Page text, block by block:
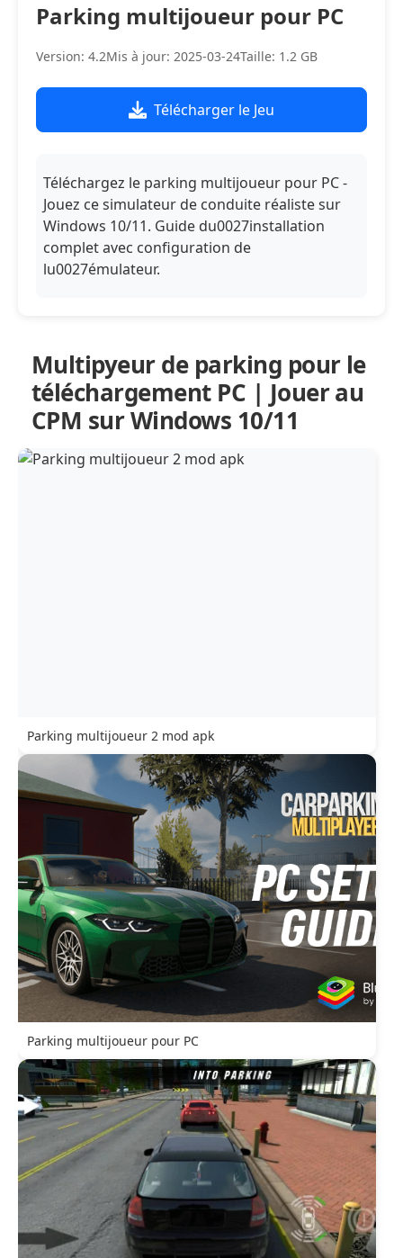
Parking multijoueur pour PC
Version: 4.2Mis à jour: 2025-03-24Taille: 1.2 GB
Télécharger le Jeu
Téléchargez le parking multijoueur pour PC -
Jouez ce simulateur de conduite réaliste sur
Windows 10/11. Guide du0027installation
complet avec configuration de
lu0027émulateur.
Multipyeur de parking pour le
téléchargement PC | Jouer au
CPM sur Windows 10/11
Parking multijoueur 2 mod apk
Parking multijoueur pour PC